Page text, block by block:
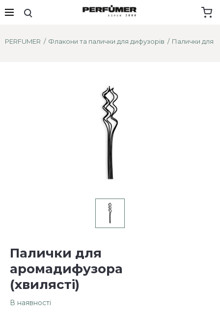
PERFUMER Флакони та палички для дифузорів Палички для
Палички для
аромадифузора
(хвилясті)
В наявності